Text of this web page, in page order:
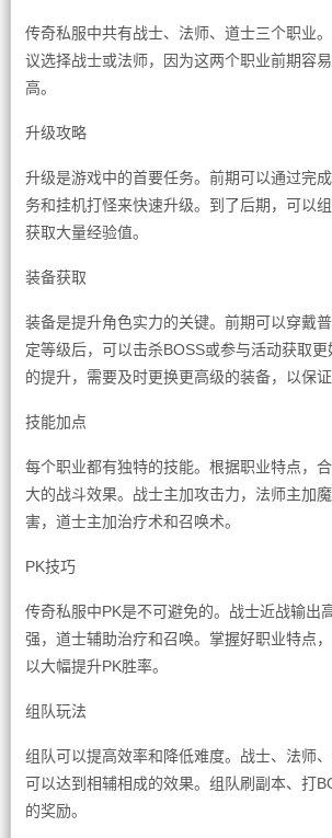
传奇私服中共有战士、法师、道士三个职业
议选择战士或法师，因为这两个职业前期容
高。
升级攻略
升级是游戏中的首要任务。前期可以通过完
务和挂机打怪来快速升级。到了后期，可以
获取大量经验值。
装备获取
装备是提升角色实力的关键。前期可以穿戴
定等级后，可以击杀BOSS或参与活动获取
的提升，需要及时更换更高级的装备，以保证
技能加点
每个职业都有独特的技能。根据职业特点，
大的战斗效果。战士主加攻击力，法师主加
害，道士主加治疗术和召唤术。
PK技巧
传奇私服中PK是不可避免的。战士近战输出
强，道士辅助治疗和召唤。掌握好职业特点
以大幅提升PK胜率。
组队玩法
组队可以提高效率和降低难度。战士、法师、
可以达到相辅相成的效果。组队刷副本、打
的奖励。